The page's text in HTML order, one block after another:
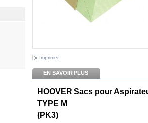
Imprimer
EN SAVOIR PLUS
HOOVER Sacs pour
TYPE M
(PK3)